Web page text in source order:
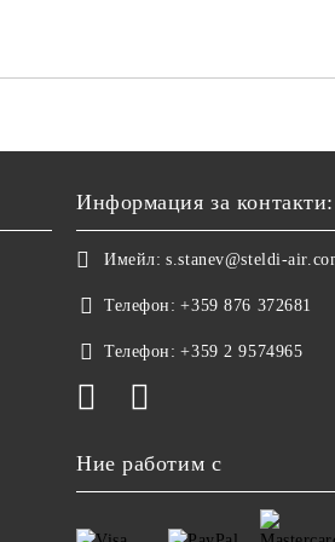
Информация за контакти:
Имейл: s.stanev@steldi-
Телефон: +359 876 372681
Телефон: +359 2 9574965
Ние работим с